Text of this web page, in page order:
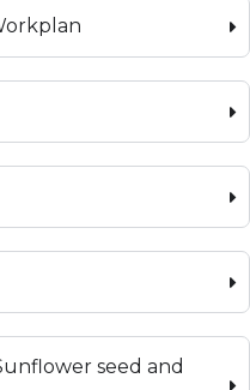
seed and